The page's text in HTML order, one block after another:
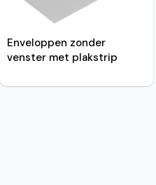
Enveloppen zonder
venster met plakstrip